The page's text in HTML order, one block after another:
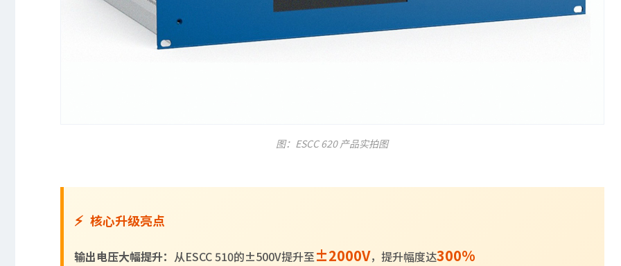
图：ESCC 620 产品实拍图
核心升级亮点
输出电压大幅提升： 从ESCC 510的±500V提升至±2000V，提升幅度达300%